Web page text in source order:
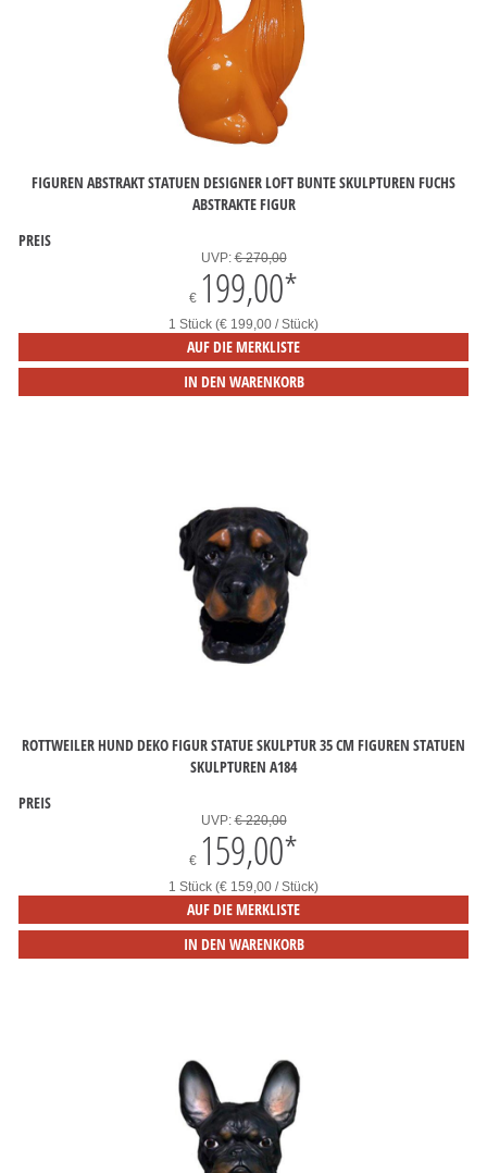
FIGUREN ABSTRAKT STATUEN DESIGNER LOFT BUNTE SKULPTUREN FUCHS
ABSTRAKTE FIGUR
PREIS
UVP:€ 270,00
€ 199,00*
1 Stück (€ 199,00 / Stück)
AUF DIE MERKLISTE
IN DEN WARENKORB
ROTTWEILER HUND DEKO FIGUR STATUE SKULPTUR 35 CM FIGUREN STATUEN
SKULPTUREN A184
PREIS
UVP:€ 220,00
€ 159,00*
1 Stück (€ 159,00 / Stück)
AUF DIE MERKLISTE
IN DEN WARENKORB